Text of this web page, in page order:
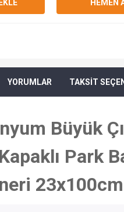
HEMEN
YORUMLAR TAKSİT
Büyük
Park
23x100cm